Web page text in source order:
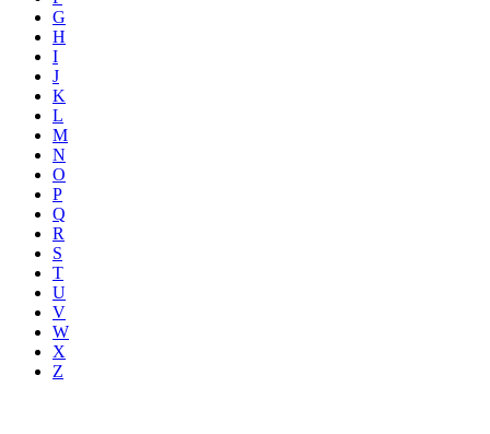
G
H
I
J
K
L
M
N
O
P
Q
R
S
T
U
V
W
X
Z